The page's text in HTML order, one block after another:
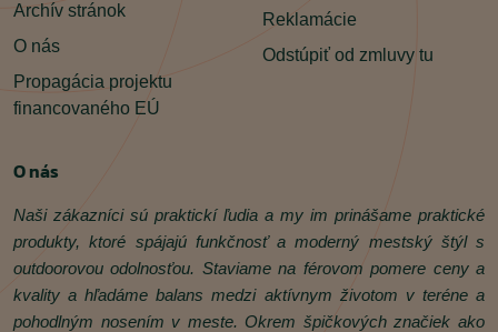
Archív stránok
O nás
Propagácia projektu
financovaného EÚ
Reklamácie
Odstúpiť od zmluvy tu
O nás
Naši zákazníci sú praktickí ľudia a my im prinášame praktické
produkty, ktoré spájajú funkčnosť a moderný mestský štýl s
outdoorovou odolnosťou. Staviame na férovom pomere ceny a
kvality a hľadáme balans medzi aktívnym životom v teréne a
pohodlným nosením v meste. Okrem špičkových značiek ako